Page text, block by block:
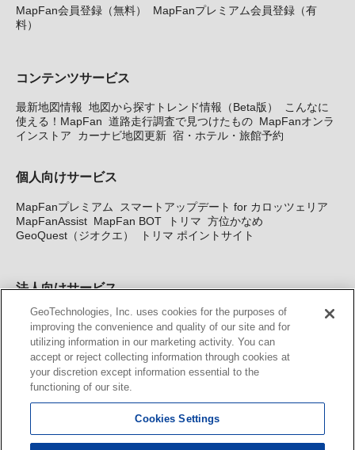
MapFan会員登録（無料）
MapFanプレミアム会員登録（有
料）
コンテンツサービス
最新地図情報 地図から探すトレンド情報（Beta版）
こんなに
使える！MapFan 道路走行調査で見つけたもの MapFanオンラ
インストア
カーナビ地図更新 宿・ホテル・旅館予約
個人向けサービス
MapFanプレミアム
スマートアップデート for カロッツェリア
MapFanAssist MapFan BOT トリマ 方位かなめ
GeoQuest（ジオクエ）
トリマ ポイントサイト
法人向けサービス
法人向け地図・位置情報サービス WEBサイト・システム向け地
図API Windows PC向け地図開発キット MapFan DB 住所確認
サービス
MAP WORLD+ トリマ広告 Geo-Research
カーナビ地図更新サービス
MapFan スマートメンバーズ カロッツェリア地図割プラス
KENWOOD MapFan Club
GeoTechnologies, Inc. uses cookies for the purposes of
improving the convenience and quality of our site and for
utilizing information in our marketing activity. You can
accept or reject collecting information through cookies at
your discretion except information essential to the
functioning of our site.
Cookies Settings